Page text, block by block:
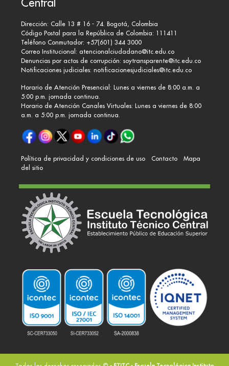
Dirección: Calle 13 # 16 - 74. Bogotá, Colombia
Código Postal para la República de Colombia: 111411
Teléfono Conmutador: +57(601) 344 3000
Correo Institucional: atencionalciudadano@itc.edu.co
Denuncias por actos de corrupción: soytransparente@itc.edu.co
Notificaciones judiciales: notificacionesjudiciales@itc.edu.co
Horario de Atención Presencial: Lunes a viernes de 8:00 a.m. a
5:00 p.m. jornada continua.
Horario de Atención Canales Virtuales: Lunes a viernes de 8:00
a.m. a 5:00 p.m. jornada continua.
Política de privacidad y condiciones de uso Contacto
Mapa
del sitio